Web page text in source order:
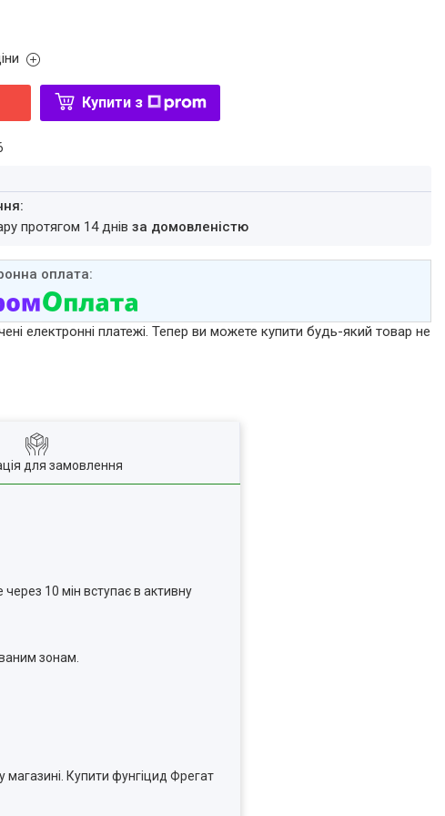
Купити з
протягом 14 днівза домовленістю
електронні платежі. Тепер ви можете купити будь-який товар не
для замовлення
10 мін вступає в активну
зонам.
магазині. Купити фунгіцид Фрегат